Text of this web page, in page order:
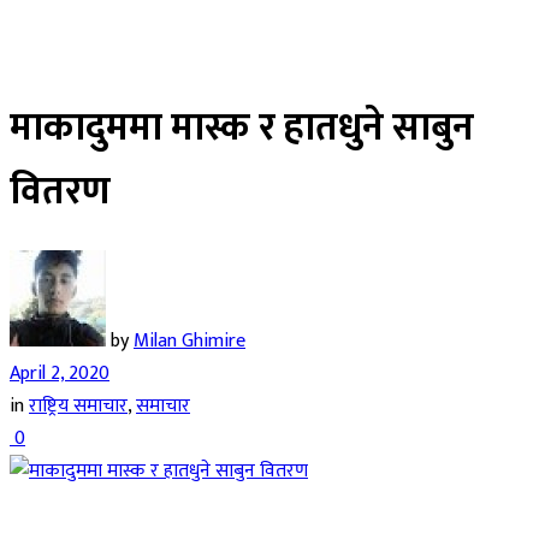
माकादुममा मास्क र हातधुने साबुन
वितरण
byMilan Ghimire
April 2, 2020
inराष्ट्रिय समाचार,समाचार
0